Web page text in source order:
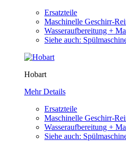
Ersatzteile
Maschinelle Geschirr-
Wasseraufbereitung +
Siehe auch:
Hobart
Mehr Details
Ersatzteile
Maschinelle Geschirr-
Wasseraufbereitung +
Siehe auch: